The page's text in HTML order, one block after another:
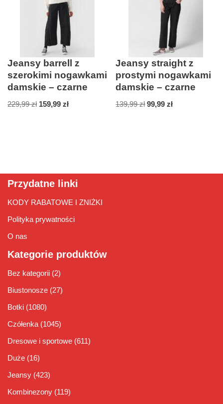
Jeansy barrell z
szerokimi nogawkami
damskie – czarne
229,99zł 159,99 zł
Jeansy straight z
prostymi nogawkami
damskie – czarne
139,99zł 99,99zł
Przydatne linki
KODY RABATOWE I ZNIŻKI
Polityka prywatności
O nas
Kategorie produktów
Bez kategorii (2)
Biustonosze (27)
Botki (1080)
Czółenka (1045)
Dresowe i sportowe (611)
Duże (16)
Jeansy (423)
Kombinezony (119)